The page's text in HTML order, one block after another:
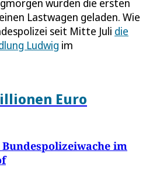
wurden die ersten
Lastwagen geladen. Wie
seit Mitte Juli die
Ludwig im
Euro
im